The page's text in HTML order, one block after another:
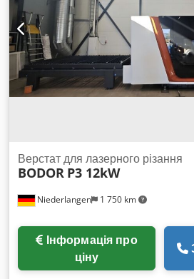
X/Y/Z: приблизно 1000/1000/1000
Документація в наявності. Можливий
Codpowx Rcyefx Af Aeha
Niederlangen 1 750 km
Верстат для лазерного різання
BODOR P3 12kW
ціну